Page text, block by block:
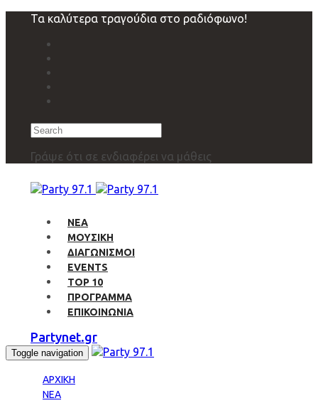
navigation
Τα καλύτερα τραγούδια στο ραδιόφωνο!
Search
Γράψε ότι σε ενδιαφέρει να μάθεις
ΝΕΑ
ΜΟΥΣΙΚΗ
ΔΙΑΓΩΝΙΣΜΟΙ
EVENTS
TOP 10
ΠΡΟΓΡΑΜΜΑ
ΕΠΙΚΟΙΝΩΝΙΑ
Partynet.gr
Toggle navigation
ΑΡΧΙΚΗ
ΝΕΑ